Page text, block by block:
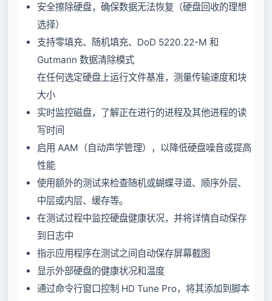
安全擦除硬盘，确保数据无法恢复（硬盘回收的理想
选择）
支持零填充、随机填充、DoD 5220.22-M 和
Gutmann 数据清除模式
在任何选定硬盘上运行文件基准，测量传输速度和块
大小
实时监控磁盘，了解正在进行的进程及其他进程的读
写时间
启用 AAM（自动声学管理），以降低硬盘噪音或提高
性能
使用额外的测试来检查随机或蝴蝶寻道、顺序外层、
中层或内层、缓存等。
在测试过程中监控硬盘健康状况，并将详情自动保存
到日志中
指示应用程序在测试之间自动保存屏幕截图
显示外部硬盘的健康状况和温度
通过命令行窗口控制 HD Tune Pro，将其添加到脚本